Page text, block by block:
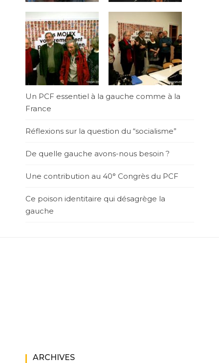
Un PCF essentiel à la gauche comme à la
France
Réflexions sur la question du “socialisme”
De quelle gauche avons-nous besoin ?
Une contribution au 40° Congrès du PCF
Ce poison identitaire qui désagrège la
gauche
ARCHIVES